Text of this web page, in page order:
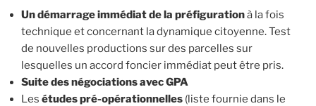
Un démarrage immédiat de la préfigurationà la fois
technique et concernant la dynamique citoyenne. Test
de nouvelles productions sur des parcelles sur
lesquelles un accord foncier immédiat peut être pris.
Suite des négociations avec GPA
Les études pré-opérationnelles (liste fournie dans le